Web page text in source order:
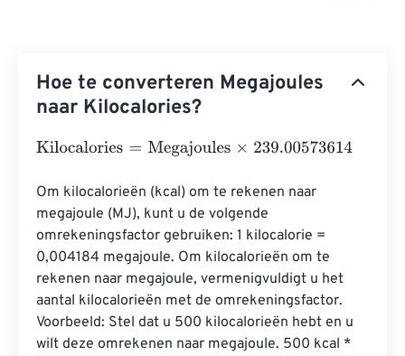
Hoe te converteren Megajoules
naar Kilocalories?
Kilocalories=Megajoules×239.00573614
Om kilocalorieën (kcal) om te rekenen naar
megajoule (MJ), kunt u de volgende
omrekeningsfactor gebruiken: 1 kilocalorie =
0,004184 megajoule. Om kilocalorieën om te
rekenen naar megajoule, vermenigvuldigt u het
aantal kilocalorieën met de omrekeningsfactor.
Voorbeeld: Stel dat u 500 kilocalorieën hebt en u
wilt deze omrekenen naar megajoule. 500 kcal *